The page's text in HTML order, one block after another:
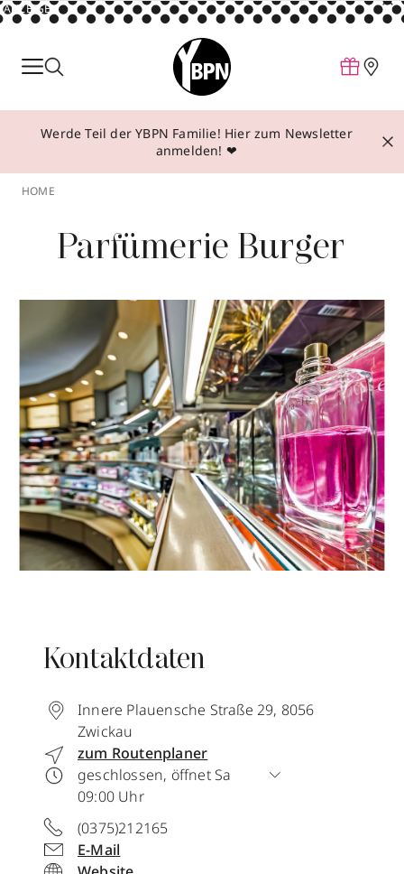
ANZEIGE
Parfum
Make-up
Behandlungen
Über YBPN
Aktionen
Storefinder
Werde Teil der YBPN Familie! Hier zum Newsletter
anmelden! ❤
HOME
Parfümerie Burger
Kontaktdaten
Innere Plauensche Straße 29, 8056
Zwickau
zum Routenplaner
geschlossen, öffnet Sa
09:00 Uhr
(0375)212165
E-Mail